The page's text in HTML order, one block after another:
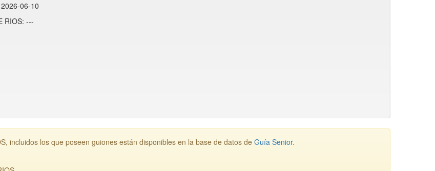
06-10
RIOS: ---
incluidos los que poseen guiones están disponibles en la base de datos de Guía Senior.